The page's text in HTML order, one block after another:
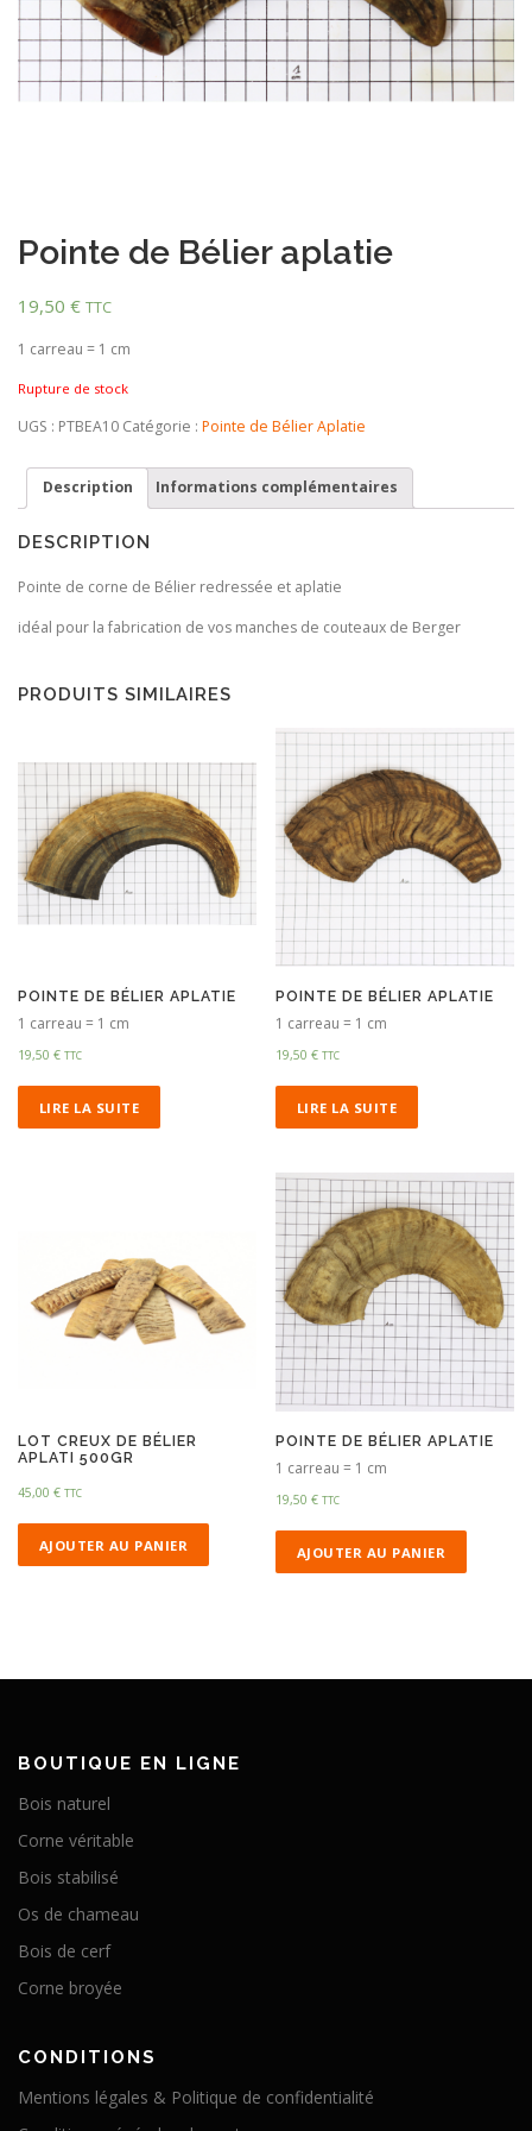
Pointe de Bélier aplatie
19,50 € TTC
1 carreau = 1 cm
Rupture de stock
UGS : PTBEA10 Catégorie : Pointe de Bélier Aplatie
Description Informations complémentaires
DESCRIPTION
Pointe de corne de Bélier redressée et aplatie
idéal pour la fabrication de vos manches de couteaux de Berger
PRODUITS SIMILAIRES
POINTE DE BÉLIER APLATIE
1 carreau = 1 cm
19,50 € TTC
LIRE LA SUITE
POINTE DE BÉLIER APLATIE
1 carreau = 1 cm
19,50€ TTC
LIRE LA SUITE
LOT CREUX DE BÉLIER
APLATI 500GR
45,00 € TTC
AJOUTER AU PANIER
POINTE DE BÉLIER APLATIE
1 carreau = 1 cm
19,50€ TTC
AJOUTER AU PANIER
BOUTIQUE EN LIGNE
Bois naturel
Corne véritable
Bois stabilisé
Os de chameau
Bois de cerf
Corne broyée
CONDITIONS
Mentions légales & Politique de confidentialité